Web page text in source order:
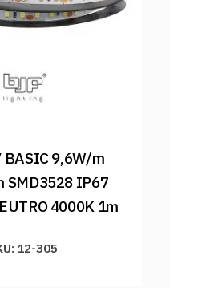
BASIC 9,6W/m
SMD3528 IP67
4000K 1m
12-305